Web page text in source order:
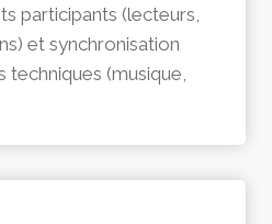
participants (lecteurs,
et synchronisation
(musique,